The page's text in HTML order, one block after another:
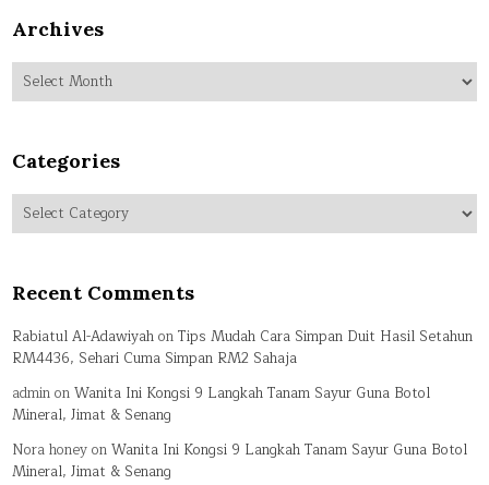
Archives
Archives
Categories
Categories
Recent Comments
Rabiatul Al-AdawiyahonTips Mudah Cara Simpan Duit Hasil Setahun
RM4436, Sehari Cuma Simpan RM2 Sahaja
adminonWanita Ini Kongsi 9 Langkah Tanam Sayur Guna Botol
Mineral, Jimat & Senang
Nora honeyonWanita Ini Kongsi 9 Langkah Tanam Sayur Guna Botol
Mineral, Jimat & Senang